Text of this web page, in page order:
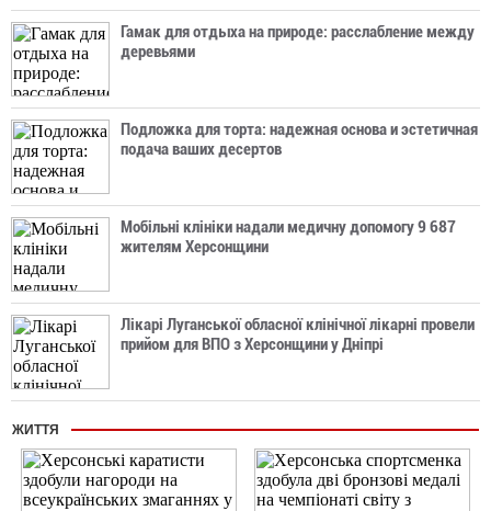
Гамак для отдыха на природе: расслабление между
деревьями
Подложка для торта: надежная основа и эстетичная
подача ваших десертов
Мобільні клініки надали медичну допомогу 9 687
жителям Херсонщини
Лікарі Луганської обласної клінічної лікарні провели
прийом для ВПО з Херсонщини у Дніпрі
ЖИТТЯ